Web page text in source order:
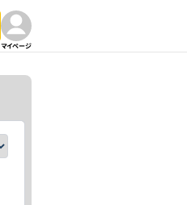
マイページ